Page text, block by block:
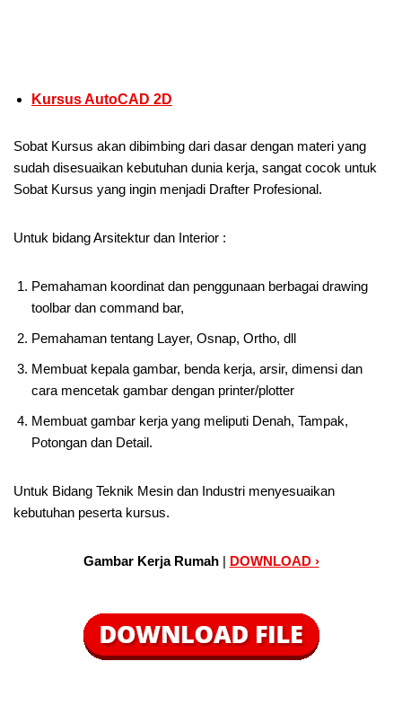
Kursus AutoCAD 2D
Sobat Kursus akan dibimbing dari dasar dengan materi yang
sudah disesuaikan kebutuhan dunia kerja, sangat cocok untuk
Sobat Kursus yang ingin menjadi Drafter Profesional.
Untuk bidang Arsitektur dan Interior :
Pemahaman koordinat dan penggunaan berbagai drawing
toolbar dan command bar,
Pemahaman tentang Layer, Osnap, Ortho, dll
Membuat kepala gambar, benda kerja, arsir, dimensi dan
cara mencetak gambar dengan printer/plotter
Membuat gambar kerja yang meliputi Denah, Tampak,
Potongan dan Detail.
Untuk Bidang Teknik Mesin dan Industri menyesuaikan
kebutuhan peserta kursus.
Gambar Kerja Rumah | DOWNLOAD ›